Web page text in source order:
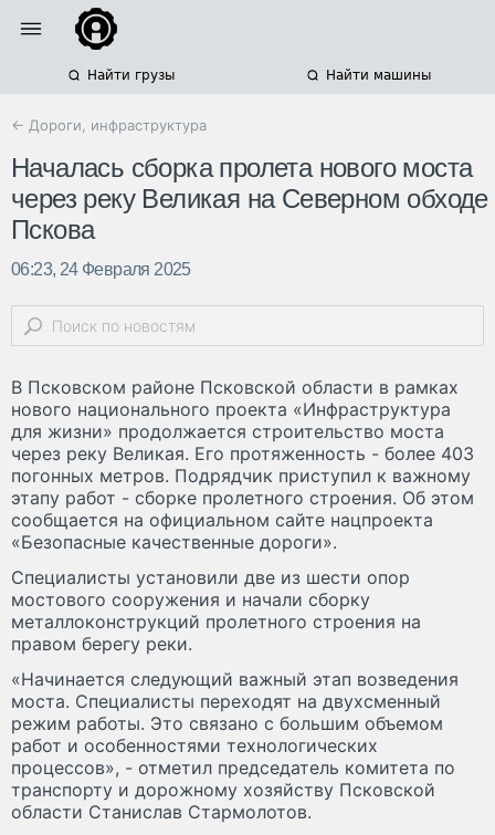
Найти грузы Найти машины
← Дороги, инфраструктура
Началась сборка пролета нового моста
через реку Великая на Северном обходе
Пскова
06:23, 24 Февраля 2025
В Псковском районе Псковской области в рамках
нового национального проекта «Инфраструктура
для жизни» продолжается строительство моста
через реку Великая. Его протяженность - более 403
погонных метров. Подрядчик приступил к важному
этапу работ - сборке пролетного строения. Об этом
сообщается на официальном сайте нацпроекта
«Безопасные качественные дороги».
Специалисты установили две из шести опор
мостового сооружения и начали сборку
металлоконструкций пролетного строения на
правом берегу реки.
«Начинается следующий важный этап возведения
моста. Специалисты переходят на двухсменный
режим работы. Это связано с большим объемом
работ и особенностями технологических
процессов», - отметил председатель комитета по
транспорту и дорожному хозяйству Псковской
области Станислав Стармолотов.